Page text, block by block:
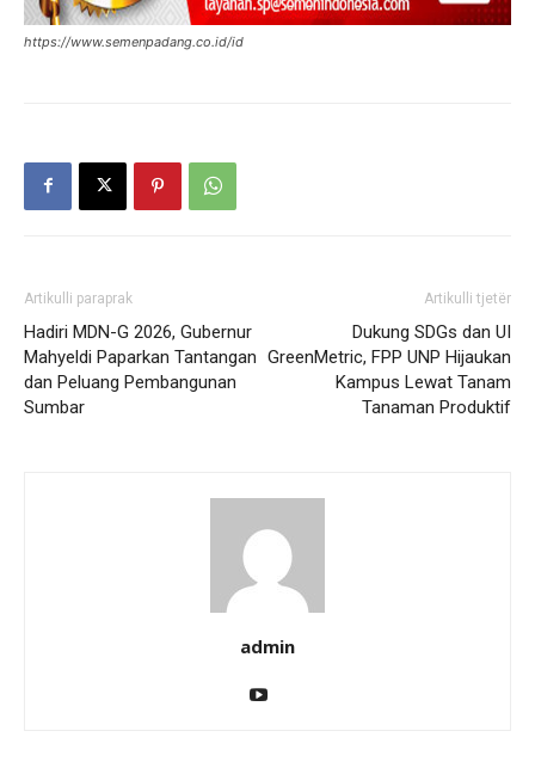
https://www.semenpadang.co.id/id
Artikulli paraprak
Hadiri MDN-G 2026, Gubernur
Mahyeldi Paparkan Tantangan
dan Peluang Pembangunan
Sumbar
Artikulli tjetër
Dukung SDGs dan UI
GreenMetric, FPP UNP Hijaukan
Kampus Lewat Tanam
Tanaman Produktif
admin